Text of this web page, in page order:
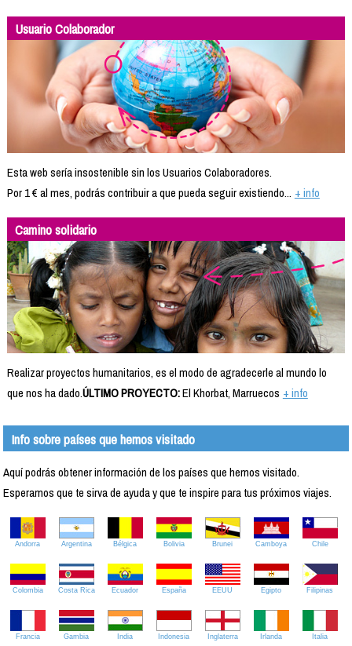
Usuario Colaborador
Esta web sería insostenible sin los Usuarios Colaboradores.
Por 1 € al mes, podrás contribuir a que pueda seguir existiendo... + info
Camino solidario
Realizar proyectos humanitarios, es el modo de agradecerle al mundo lo
que nos ha dado.ÚLTIMO PROYECTO:El Khorbat, Marruecos + info
Info sobre países que hemos visitado
Aquí podrás obtener información de los países que hemos visitado.
Esperamos que te sirva de ayuda y que te inspire para tus próximos viajes.
Andorra Argentina Bélgica Bolivia Brunei Camboya Chile
Colombia Costa Rica Ecuador España EEUU Egipto Filipinas
Francia Gambia India Indonesia Inglaterra Irlanda Italia